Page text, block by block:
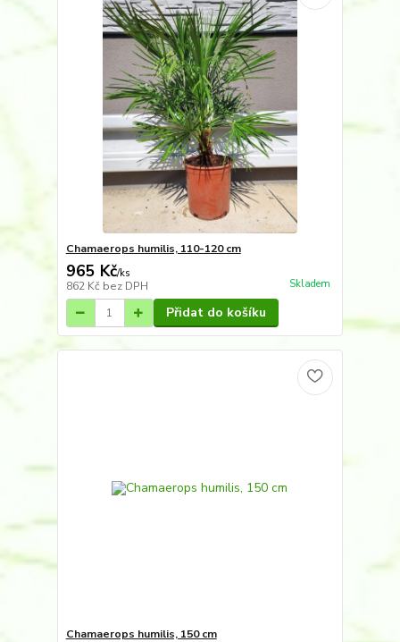
Chamaerops humilis, 110-120 cm
965 Kč/ks
862 Kč bez DPH Skladem
Přidat do košíku
Chamaerops humilis, 150 cm